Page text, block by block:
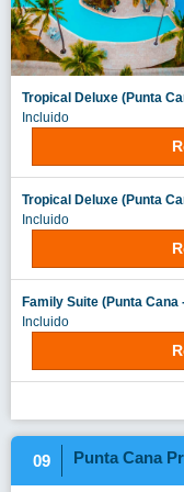
Tropical Deluxe (Punta
Incluido
Tropical Deluxe (Punta
Incluido
Family Suite (Punta Cana
Incluido
09 Punta Cana